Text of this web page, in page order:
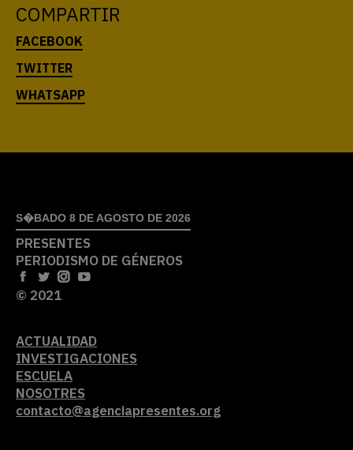
COMPARTIR
S�BADO 8 DE AGOSTO DE 2026
PRESENTES
PERIODISMO DE GÉNEROS
© 2021
ACTUALIDAD
INVESTIGACIONES
ESCUELA
NOSOTRES
contacto@agenciapresentes.org